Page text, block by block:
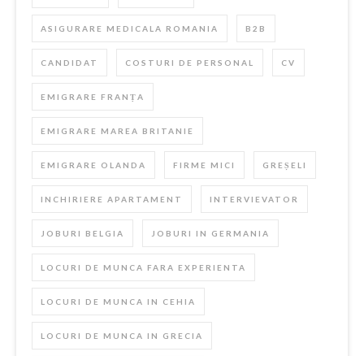
ASIGURARE MEDICALA ROMANIA B2B
CANDIDAT COSTURI DE PERSONAL CV
EMIGRARE FRANȚA
EMIGRARE MAREA BRITANIE
EMIGRARE OLANDA FIRME MICI GREȘELI
INCHIRIERE APARTAMENT INTERVIEVATOR
JOBURI BELGIA JOBURI IN GERMANIA
LOCURI DE MUNCA FARA EXPERIENTA
LOCURI DE MUNCA IN CEHIA
LOCURI DE MUNCA IN GRECIA